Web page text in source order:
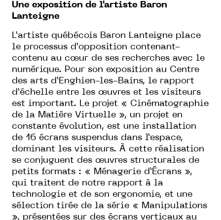
Une exposition de l'artiste Baron
Lanteigne
L’artiste québécois Baron Lanteigne place
le processus d’opposition contenant-
contenu au cœur de ses recherches avec le
numérique. Pour son exposition au Centre
des arts d’Enghien-les-Bains, le rapport
d’échelle entre les œuvres et les visiteurs
est important. Le projet « Cinématographie
de la Matière Virtuelle », un projet en
constante évolution, est une installation
de 16 écrans suspendus dans l’espace,
dominant les visiteurs. À cette réalisation
se conjuguent des œuvres structurales de
petits formats : « Ménagerie d’Écrans »,
qui traitent de notre rapport à la
technologie et de son ergonomie, et une
sélection tirée de la série « Manipulations
», présentées sur des écrans verticaux au